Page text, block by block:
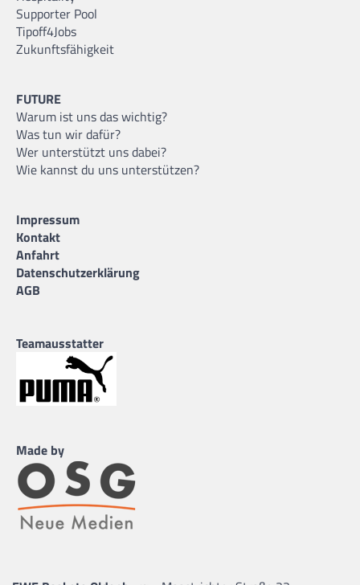
Supporter Pool
Tipoff4Jobs
Zukunftsfähigkeit
FUTURE
Warum ist uns das wichtig?
Was tun wir dafür?
Wer unterstützt uns dabei?
Wie kannst du uns unterstützen?
Impressum
Kontakt
Anfahrt
Datenschutzerklärung
AGB
Teamausstatter
Made by